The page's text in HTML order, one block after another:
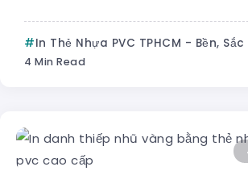
In Thẻ Nhựa PVC TPHCM - Bền, Sắc
4 Min Read